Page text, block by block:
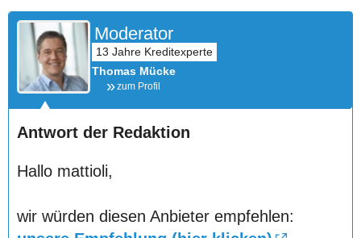
Moderator
Thomas Mücke
zum Profil
Antwort der Redaktion
Hallo mattioli,
wir würden diesen Anbieter empfehlen: